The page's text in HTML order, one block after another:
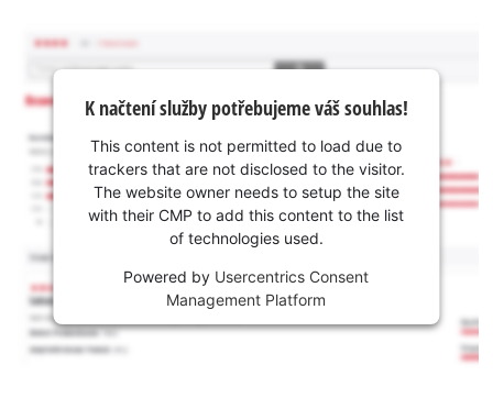
K načtení služby potřebujeme váš souhlas!
This content is not permitted to load due to
trackers that are not disclosed to the visitor.
The website owner needs to setup the site
with their CMP to add this content to the list
of technologies used.
Powered by Usercentrics Consent
Management Platform